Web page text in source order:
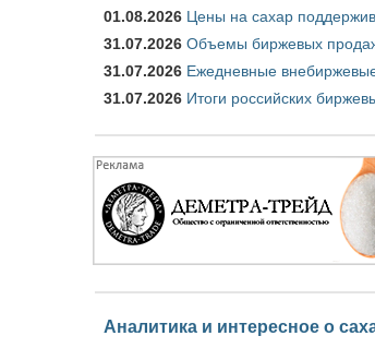
01.08.2026 Цены на сахар
31.07.2026 Объемы биржевых
31.07.2026 Ежедневные
31.07.2026 Итоги российских
Аналитика и интересное о